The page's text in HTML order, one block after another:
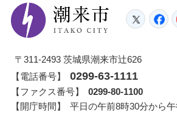
潮来市
〒311-2493 茨城県潮来市辻626
【電話番号】
0299-63-1111
【ファクス番号】
0299-80-1100
【開庁時間】
平日の午前8時30分から